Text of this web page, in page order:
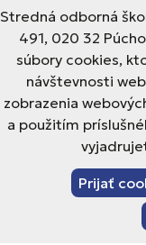
Stredná odborná
491, 020 32
súbory cookies,
návštevnosti
zobrazenia
a použitím
Prijať